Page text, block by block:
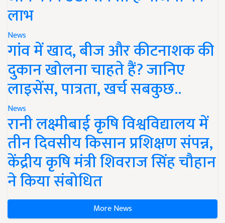
लाभ
News
गांव में खाद, बीज और कीटनाशक की
दुकान खोलना चाहते हैं? जानिए
लाइसेंस, पात्रता, खर्च सबकुछ..
News
रानी लक्ष्मीबाई कृषि विश्वविद्यालय में
तीन दिवसीय किसान प्रशिक्षण संपन्न,
केंद्रीय कृषि मंत्री शिवराज सिंह चौहान
ने किया संबोधित
More News